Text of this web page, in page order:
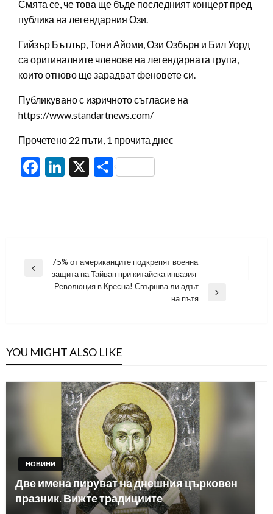
Смята се, че това ще бъде последният концерт пред
публика на легендарния Ози.
Гийзър Бътлър, Тони Айоми, Ози Озбърн и Бил Уорд
са оригиналните членове на легендарната група,
които отново ще зарадват феновете си.
Публикувано с изричното съгласие на
https://www.standartnews.com/
Прочетено 22 пъти, 1 прочита днес
Facebook
LinkedIn
X Share
Навигация
Previous
75% от американците подкрепят военна
защита на Тайван при китайска инвазия
Революция в Кресна! Свършва ли адът
на пътя
YOU MIGHT ALSO LIKE
НОВИНИ
Две имена пируват на днешния църковен
празник. Вижте традициите